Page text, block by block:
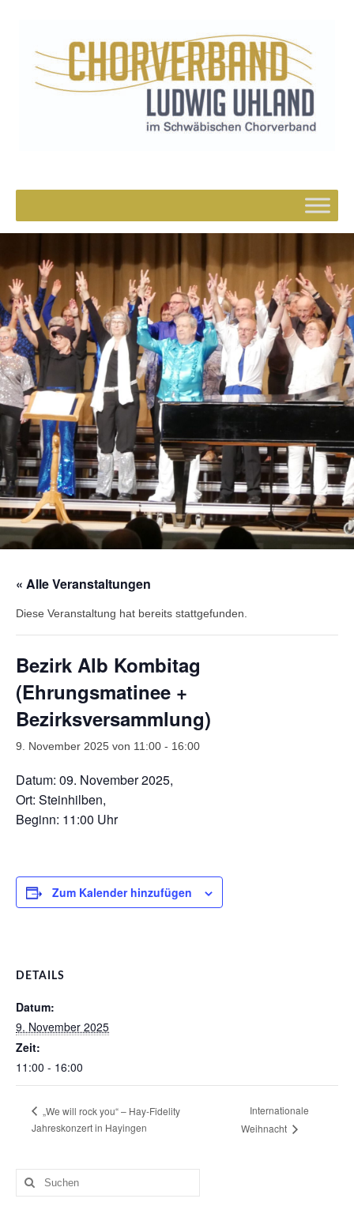
« Alle Veranstaltungen
Diese Veranstaltung hat bereits stattgefunden.
Bezirk Alb Kombitag
(Ehrungsmatinee +
Bezirksversammlung)
9. November 2025 von 11:00 - 16:00
Datum: 09. November 2025,
Ort: Steinhilben,
Beginn: 11:00 Uhr
Zum Kalender hinzufügen
DETAILS
Datum:
9. November 2025
Zeit:
11:00 - 16:00
„We will rock you“ – Hay-Fidelity
Jahreskonzert in Hayingen
Internationale
Weihnacht
Suchen
nach: